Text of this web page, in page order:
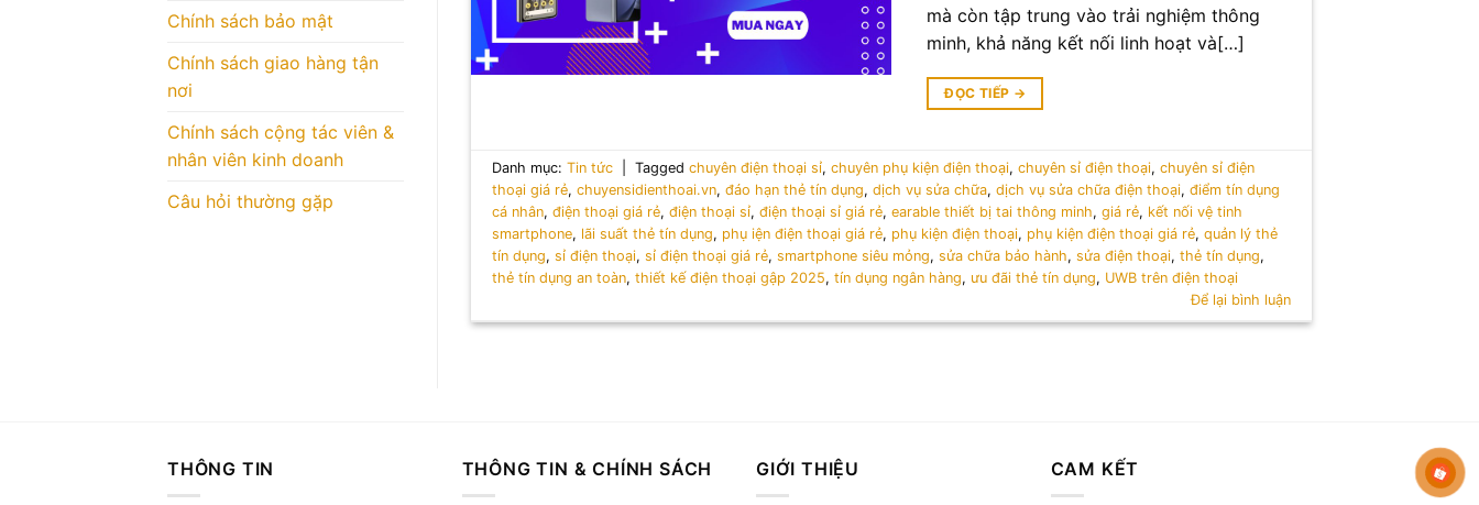
Chính sách bảo mật
Chính sách giao hàng tận
nơi
Chính sách cộng tác viên &
nhân viên kinh doanh
Câu hỏi thường gặp
mà còn tập trung vào trải nghiệm thông
minh, khả năng kết nối linh hoạt và[…]
ĐỌC TIẾP →
Danh mục:Tin tức Taggedchuyên điện thoại sỉ,chuyên phụ kiện điện thoại,chuyên sỉ điện thoại,chuyên sỉ điện
thoại giá rẻ,chuyensidienthoai.vn,đáo hạn thẻ tín dụng,dịch vụ sửa chữa,dịch vụ sửa chữa điện thoại,điểm tín dụng
cá nhân,điện thoại giá rẻ,điện thoại sỉ,điện thoại sỉ giá rẻ,earable thiết bị tai thông minh,giá rẻ, kết nối vệ tinh
smartphone, lãi suất thẻ tín dụng, phụ iện điện thoại giá rẻ, phụ kiện điện thoại, phụ kiện điện thoại giá rẻ,quản lý thẻ
tín dụng,sỉ điện thoại,sỉ điện thoại giá rẻ,smartphone siêu mỏng,sửa chữa bảo hành,sửa điện thoại,thẻ tín dụng,
thẻ tín dụng an toàn,thiết kế điện thoại gập 2025,tín dụng ngân hàng, ưu đãi thẻ tín dụng, UWB trên điện thoại
Để lại bình luận
THÔNG TIN THÔNG TIN & CHÍNH SÁCH GIỚI THIỆU CAM KẾT